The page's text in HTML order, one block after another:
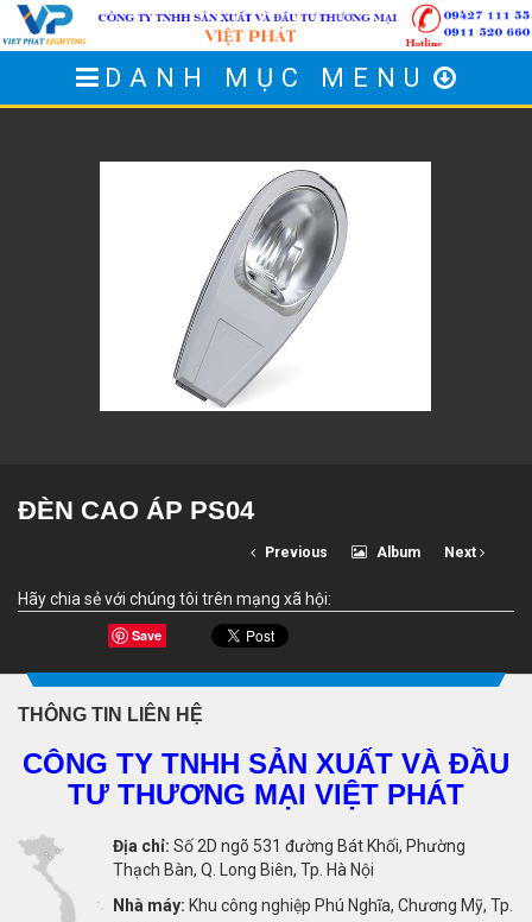
DANH MỤC MENU
ĐÈN CAO ÁP PS04
Previous Album Next
Hãy chia sẻ với chúng tôi trên mạng xã hội:
Save
THÔNG TIN LIÊN HỆ
CÔNG TY TNHH SẢN XUẤT VÀ ĐẦU
TƯ THƯƠNG MẠI VIỆT PHÁT
Địa chỉ: Số 2D ngõ 531 đường Bát Khối, Phường
Thạch Bàn, Q. Long Biên, Tp. Hà Nội
Nhà máy: Khu công nghiệp Phú Nghĩa, Chương Mỹ, Tp.